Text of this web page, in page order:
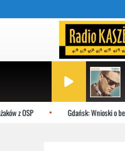
z OSP Gdańsk: Wnioski o